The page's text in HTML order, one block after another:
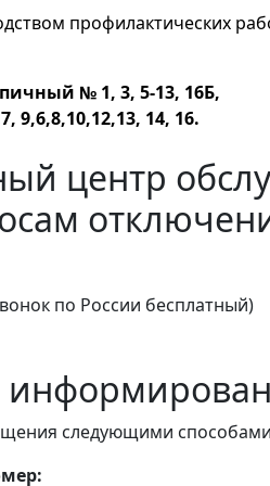
профилактических
№ 1, 3, 5-13, 16Б,
9,6,8,10,12,13, 14, 16.
центр
по России бесплатный)
следующими